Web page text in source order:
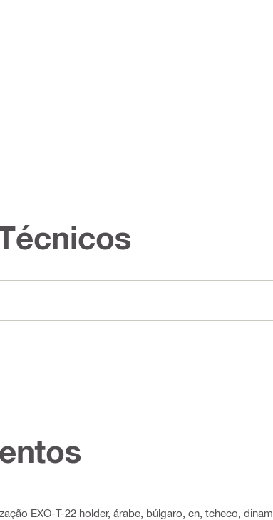
EXO-T-22 holder, árabe, búlgaro, cn, tcheco,